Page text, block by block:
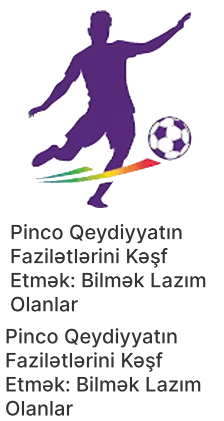
Pinco Qeydiyyatın
Fazilətlərini Kəşf
Etmək: Bilmək Lazım
Olanlar
Pinco Qeydiyyatın
Fazilətlərini Kəşf
Etmək: Bilmək Lazım
Olanlar